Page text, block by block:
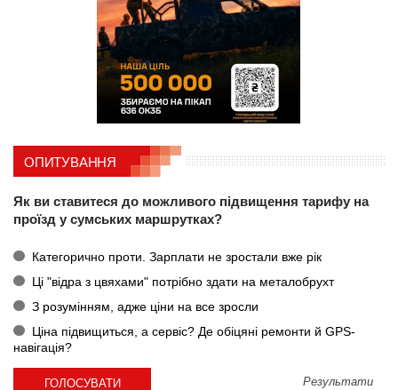
ОПИТУВАННЯ
Як ви ставитеся до можливого підвищення тарифу на
проїзд у сумських маршрутках?
Категорично проти. Зарплати не зростали вже рік
Ці "відра з цвяхами" потрібно здати на металобрухт
З розумінням, адже ціни на все зросли
Ціна підвищиться, а сервіс? Де обіцяні ремонти й GPS-
навігація?
Результати